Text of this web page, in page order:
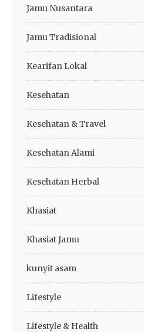
Jamu Nusantara
Jamu Tradisional
Kearifan Lokal
Kesehatan
Kesehatan & Travel
Kesehatan Alami
Kesehatan Herbal
Khasiat
Khasiat Jamu
kunyit asam
Lifestyle
Lifestyle & Health